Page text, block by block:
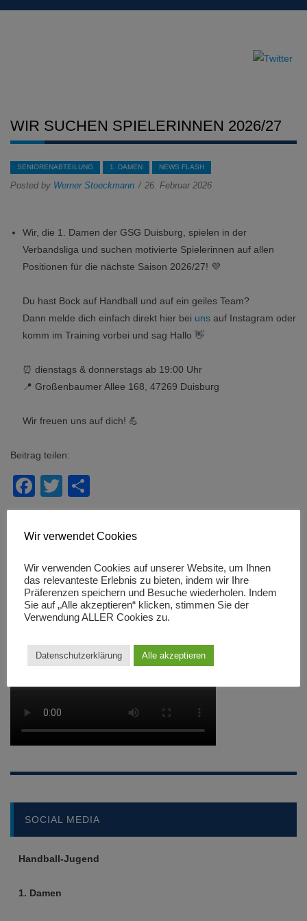
WIR SUCHEN SPIELERINNEN 2026/27
SENIORENABTEILUNG 1. DAMEN NEWS FLASH
Posted by Werner Stoeckmann 26. Februar 2026
Wir, die 1. Damen der GSG Duisburg, spielen in der
Verbandsliga und suchen motivierte Spielerinnen auf allen
Positionen für die nächste Saison 2026/27! 💜
Du hast Bock auf Handball und auf ein geiles Team?
Dann melde dich einfach direkt hier bei unsauf Instagram oder
komm im Training vorbei und sag Hallo 👋
⏰ dienstags & donnerstags ab 19:00 Uhr
📍 Großenbaumer Allee 168, 47269 Duisburg
Wir freuen uns auf dich! 💪
Beitrag teilen:
Facebook
Twitter
GSG-Mädel übernehmen alleinige Tabellenführung →
MÄDCHENHANDBALL IN NRW
SOCIAL MEDIA
Handball-Jugend
1. Damen
Wir verwendet Cookies
Wir verwenden Cookies auf unserer Website, um Ihnen
das relevanteste Erlebnis zu bieten, indem wir Ihre
Präferenzen speichern und Besuche wiederholen. Indem
Sie auf „Alle akzeptieren“ klicken, stimmen Sie der
Verwendung ALLER Cookies zu.
Datenschutzerklärung Alle akzeptieren